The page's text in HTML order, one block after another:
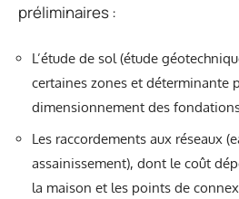
préliminaires :
L’étude de sol (étude
certaines zones et déterminante
dimensionnement des
Les raccordements aux réseaux
assainissement), dont le coût
la maison et les points de